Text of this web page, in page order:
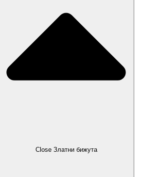
Close Златни бижута